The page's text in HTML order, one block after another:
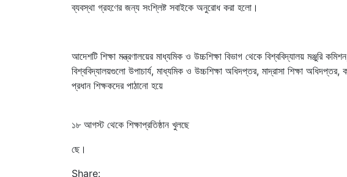
ব্যবস্থা গ্রহণের জন্য সংশ্লিষ্ট সবাইকে অনুরোধ করা হলো।
আদেশটি শিক্ষা মন্ত্রণালয়ের মাধ্যমিক ও উচ্চশিক্ষা বিভাগ থেকে বিশ্ববিদ্যালয় মঞ্জুরি
বিশ্ববিদ্যালয়গুলো উপাচার্য, মাধ্যমিক ও উচ্চশিক্ষা অধিদপ্তর, মাদ্রাসা শিক্ষা অধিদপ্তর,
প্রধান শিক্ষকদের পাঠানো হয়ে
১৮ আগস্ট থেকে শিক্ষাপ্রতিষ্ঠান খুলছে
ছে।
Share: